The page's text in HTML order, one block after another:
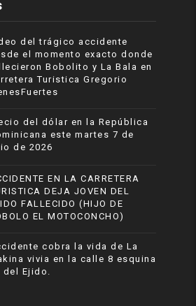
del trágico accidente
el momento exacto donde
Bobolito y La Bala en
Turistica Gregorio
del dólar en la República
este martes 7 de
de 2026
EN LA CARRETERA
DEJA JOVEN DEL
FALLECIDO (HIJO DE
EL MOTOCONCHO)
cobra la vida de La
vivia en la calle 8 esquina
del Ejido.